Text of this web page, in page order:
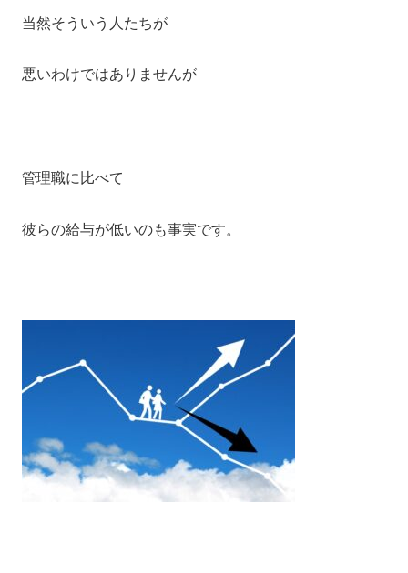
当然そういう人たちが
悪いわけではありませんが
管理職に比べて
彼らの給与が低いのも事実です。